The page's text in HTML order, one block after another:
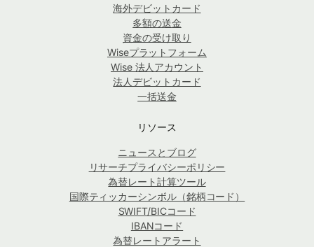
海外デビットカード
多額の送金
資金の受け取り
Wiseプラットフォーム
Wise 法人アカウント
法人デビットカード
一括送金
リソース
ニュースとブログ
リサーチプライバシーポリシー
為替レート計算ツール
国際ティッカーシンボル（銘柄コード）
SWIFT/BICコード
IBANコード
為替レートアラート